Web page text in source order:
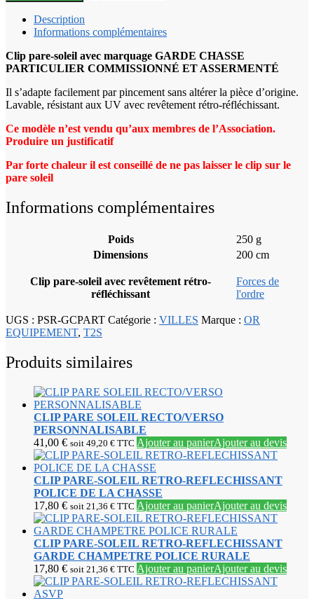
Description
Informations complémentaires
Clip pare-soleil avec marquage GARDE CHASSE
PARTICULIER COMMISSIONNÉ ET ASSERMENTÉ
Il s’adapte facilement par pincement sans altérer la pièce d’origine.
Lavable, résistant aux UV avec revêtement rétro-réfléchissant.
Ce modèle n’est vendu qu’aux membres de l’Association.
Produire un justificatif
Par forte chaleur il est conseillé de ne pas laisser le clip sur le
pare soleil
Informations complémentaires
Poids
250 g
Dimensions
200 cm
Clip pare-soleil avec revêtement rétro-
réfléchissant
Forces de
l'ordre
UGS : PSR-GCPART Catégorie : VILLES Marque : OR
EQUIPEMENT, T2S
Produits similaires
CLIP PARE SOLEIL RECTO/VERSO
PERSONNALISABLE
41,00 € soit 49,20 € TTC Ajouter au panierAjouter au devis
CLIP PARE-SOLEIL RETRO-REFLECHISSANT
POLICE DE LA CHASSE
17,80 € soit 21,36 € TTC Ajouter au panierAjouter au devis
CLIP PARE-SOLEIL RETRO-REFLECHISSANT
GARDE CHAMPETRE POLICE RURALE
17,80 € soit 21,36 € TTC Ajouter au panierAjouter au devis